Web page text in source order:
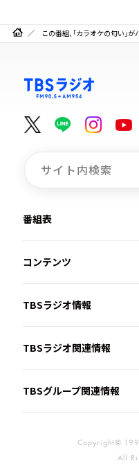
この番組、「カラオケの匂い」が
番組表
コンテンツ
TBSラジオ情報
TBSラジオ関連情報
TBSグループ関連情報
Copyright©
All